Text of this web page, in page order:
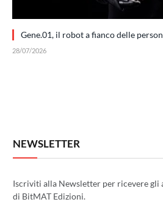
Gene.01, il robot a fianco delle
28/07/2026
NEWSLETTER
Iscriviti alla Newsletter per ricevere gli
di BitMAT Edizioni.